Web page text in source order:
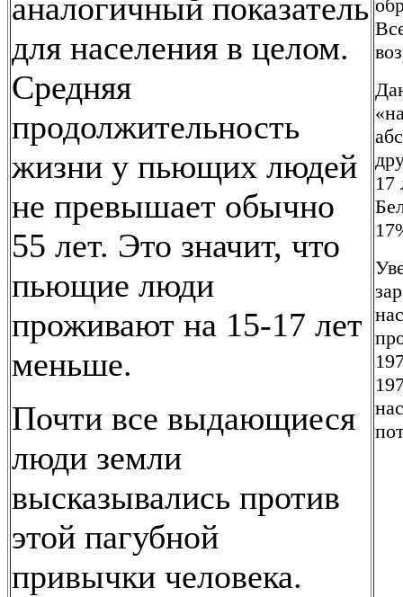
аналогичный показатель
для населения в целом.
Средняя
продолжительность
жизни у пьющих людей
не превышает обычно
55 лет. Это значит, что
пьющие люди
проживают на 15-17 лет
меньше.
Почти все выдающиеся
люди земли
высказывались против
этой пагубной
привычки человека.
17